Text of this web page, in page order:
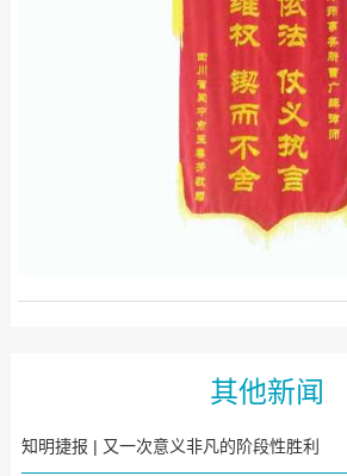
其他新闻
知明捷报 | 又一次意义非凡的阶段性胜利